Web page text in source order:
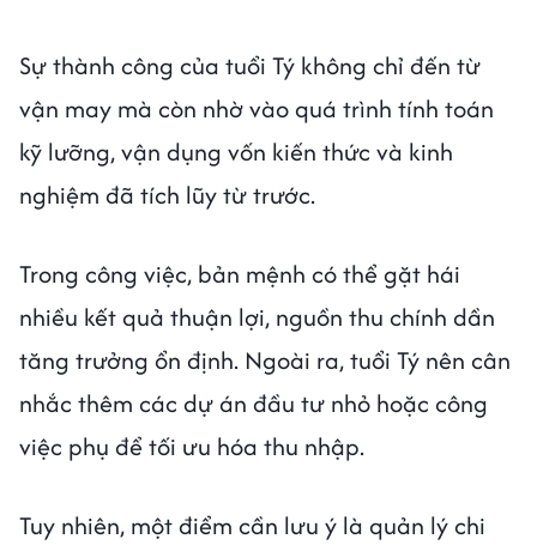
Sự thành công của tuổi Tý không chỉ đến từ
vận may mà còn nhờ vào quá trình tính toán
kỹ lưỡng, vận dụng vốn kiến thức và kinh
nghiệm đã tích lũy từ trước.
Trong công việc, bản mệnh có thể gặt hái
nhiều kết quả thuận lợi, nguồn thu chính dần
tăng trưởng ổn định. Ngoài ra, tuổi Tý nên cân
nhắc thêm các dự án đầu tư nhỏ hoặc công
việc phụ để tối ưu hóa thu nhập.
Tuy nhiên, một điểm cần lưu ý là quản lý chi